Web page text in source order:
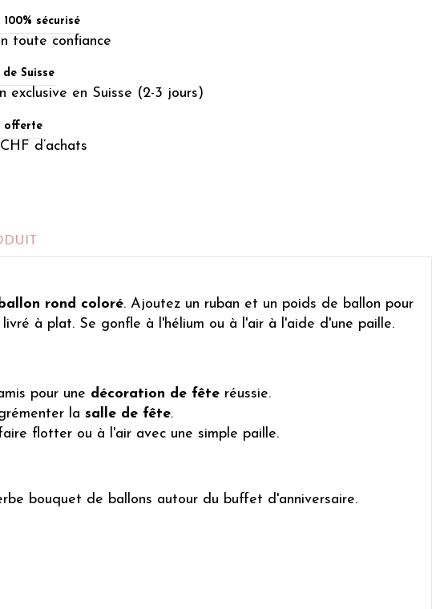
100% sécurisé
toute confiance
Suisse
exclusive en Suisse (2-3 jours)
offerte
d’achats
rond coloré. Ajoutez un ruban et un poids de ballon pour
à plat. Se gonfle à l'hélium ou à l'air à l'aide d'une paille.
pour une décoration de fête réussie.
la salle de fête.
flotter ou à l'air avec une simple paille.
bouquet de ballons autour du buffet d'anniversaire.